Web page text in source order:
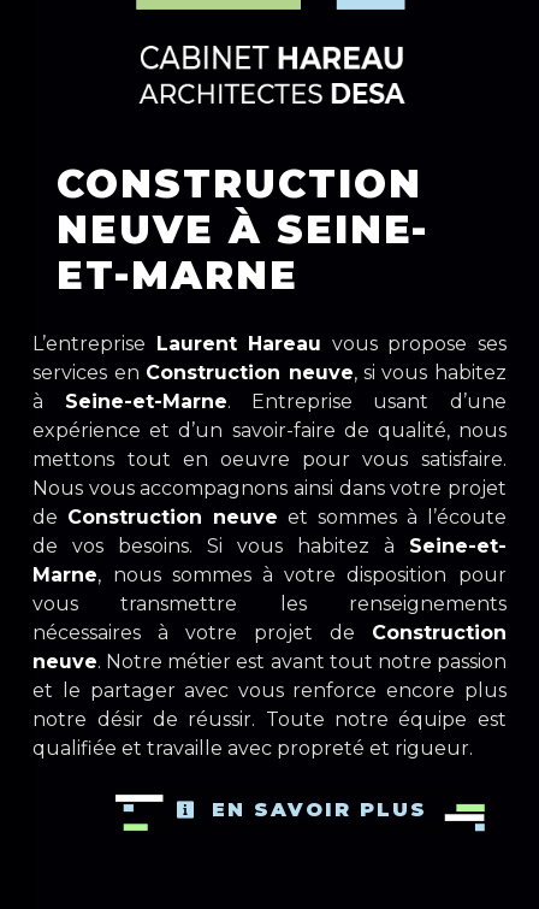
CONSTRUCTION
NEUVE À SEINE-
ET-MARNE
L’entreprise Laurent Hareau vous propose ses
services en Construction neuve, si vous habitez
à Seine-et-Marne. Entreprise usant d’une
expérience et d’un savoir-faire de qualité, nous
mettons tout en oeuvre pour vous satisfaire.
Nous vous accompagnons ainsi dans votre projet
de Construction neuve et sommes à l’écoute
de vos besoins. Si vous habitez à Seine-et-
Marne, nous sommes à votre disposition pour
vous transmettre les renseignements
nécessaires à votre projet de Construction
neuve. Notre métier est avant tout notre passion
et le partager avec vous renforce encore plus
notre désir de réussir. Toute notre équipe est
qualifiée et travaille avec propreté et rigueur.
EN SAVOIR PLUS